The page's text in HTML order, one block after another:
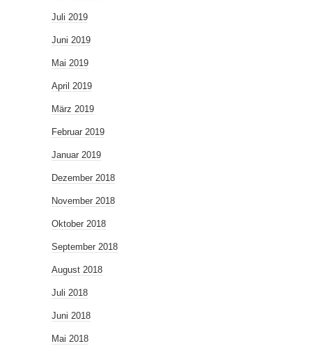
Juli 2019
Juni 2019
Mai 2019
April 2019
März 2019
Februar 2019
Januar 2019
Dezember 2018
November 2018
Oktober 2018
September 2018
August 2018
Juli 2018
Juni 2018
Mai 2018